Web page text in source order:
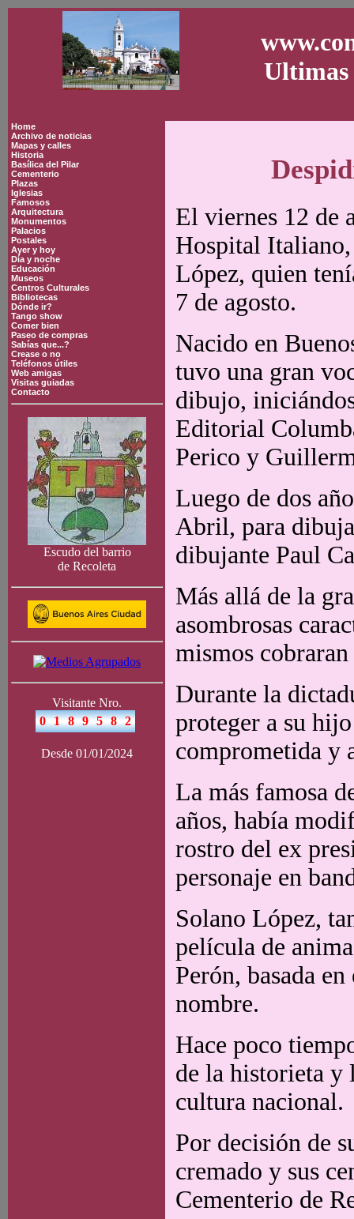
Ultimas
Home
Archivo de noticias
Mapas y calles
Historia
Basílica del Pilar
Cementerio
Plazas
Iglesias
Famosos
Arquitectura
Monumentos
Palacios
Postales
Ayer y hoy
Día y noche
Educación
Museos
Centros Culturales
Bibliotecas
Dónde ir?
Tango show
Comer bien
Paseo de compras
Sabías que...?
Crease o no
Teléfonos útiles
Web amigas
Visitas guiadas
Contacto
Escudo del barrio
de Recoleta
Visitante Nro.
Desde 01/01/2024
El viernes 12 de
Hospital
López, quien
7 de agosto.
Nacido en
tuvo una gran
dibujo,
Editorial
Perico y
Luego de dos
Abril, para
dibujante Paul
Más allá de la
asombrosas
mismos
Durante la
proteger a su
comprometida y
La más famosa
años, había
rostro del ex
personaje en
Solano López,
película de
Perón, basada
nombre.
Hace poco
de la historieta y
cultura nacional.
Por decisión de
cremado y sus
Cementerio de